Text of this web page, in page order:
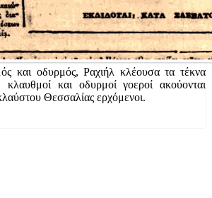
και οδυρμός, Ραχιήλ κλέουσα τα τέκνα
και οδυρμοί γοεροί ακούονται
Θεσσαλίας ερχόμενοι.